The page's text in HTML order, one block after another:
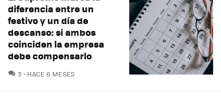
diferencia entre un
festivo y un día de
descanso: si ambos
coinciden la empresa
debe compensarlo
3 COMENTARIOS
HACE 6 MESES